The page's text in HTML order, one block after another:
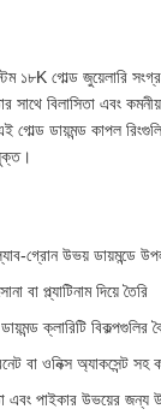
গুণমান নিয়ন্ত্রণ
অনুরোধ
১৮K গোল্ড জুয়েলারি
সাথে বিলাসিতা এবং
গোল্ড ডায়মন্ড কাপল
গ্রোন উভয় ডায়মন্ডে
বা প্ল্যাটিনাম দিয়ে তৈরি
ক্লারিটি বিকল্পগুলির
বা ওনিক্স অ্যাকসেন্ট
এবং পাইকার উভয়ের জন্য